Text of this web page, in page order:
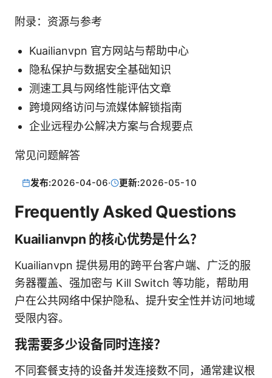
附录：资源与参考
Kuailianvpn 官方网站与帮助中心
隐私保护与数据安全基础知识
测速工具与网络性能评估文章
跨境网络访问与流媒体解锁指南
企业远程办公解决方案与合规要点
常见问题解答
发布:2026-04-06· 更新:2026-05-10
Frequently Asked Questions
Kuailianvpn 的核心优势是什么？
Kuailianvpn 提供易用的跨平台客户端、广泛的服
务器覆盖、强加密与 Kill Switch 等功能，帮助用
户在公共网络中保护隐私、提升安全性并访问地域
受限内容。
我需要多少设备同时连接？
不同套餐支持的设备并发连接数不同，通常建议根